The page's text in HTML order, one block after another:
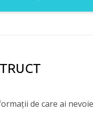
de care ai